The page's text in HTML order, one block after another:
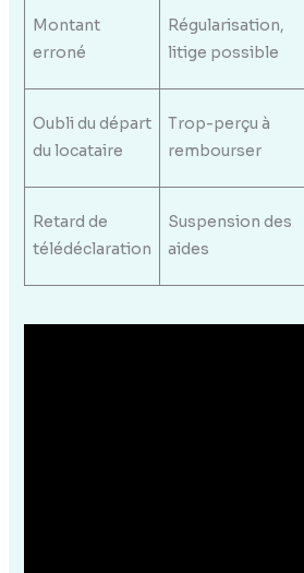
Montant
erroné
Régularisation,
litige possible
Oubli du départ
du locataire
Trop-perçu à
rembourser
Retard de
télédéclaration
Suspension des
aides